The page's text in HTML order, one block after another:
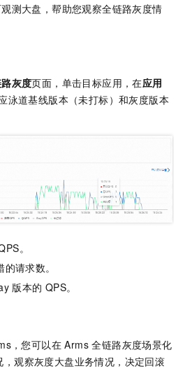
测大盘，帮助您观察全链路灰度情
灰度页面，单击目标应用，在应用
泳道基线版本（未打标）和灰度版本
。
的请求数。
版本的 QPS。
，您可以在 Arms 全链路灰度场景化
观察灰度大盘业务情况，决定回滚